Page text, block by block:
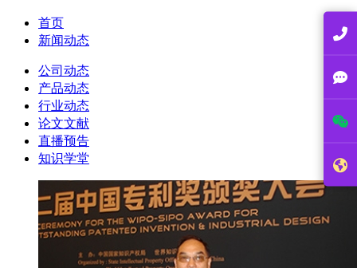
首页
新闻动态
公司动态
产品动态
行业动态
论文文献
直播预告
知识学堂